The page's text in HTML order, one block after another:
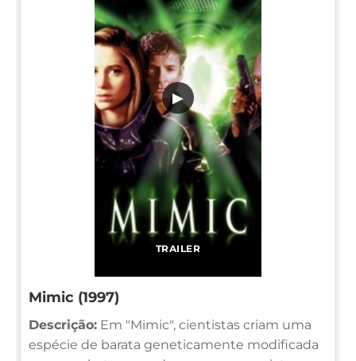
TRAILER
▶
Mimic (1997)
Descrição: Em "Mimic", cientistas criam uma
espécie de barata geneticamente modificada